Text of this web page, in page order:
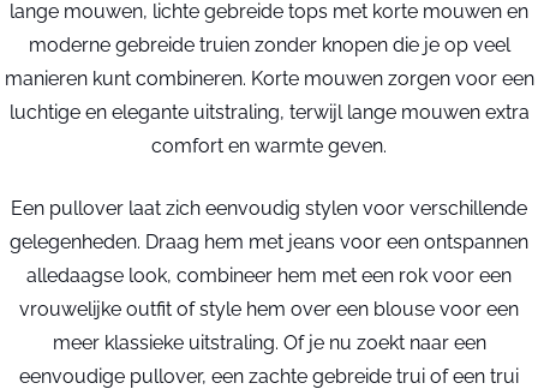
lange mouwen, lichte gebreide tops met korte mouwen en
moderne gebreide truien zonder knopen die je op veel
manieren kunt combineren. Korte mouwen zorgen voor een
luchtige en elegante uitstraling, terwijl lange mouwen extra
comfort en warmte geven.
Een pullover laat zich eenvoudig stylen voor verschillende
gelegenheden. Draag hem met jeans voor een ontspannen
alledaagse look, combineer hem met een rok voor een
vrouwelijke outfit of style hem over een blouse voor een
meer klassieke uitstraling. Of je nu zoekt naar een
eenvoudige pullover, een zachte gebreide trui of een trui